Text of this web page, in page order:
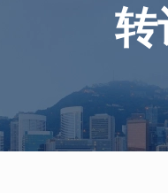
转